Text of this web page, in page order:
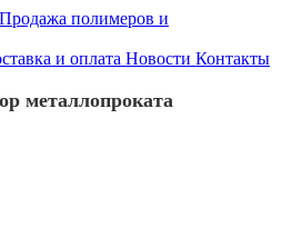
и оплата Новости Контакты
металлопроката